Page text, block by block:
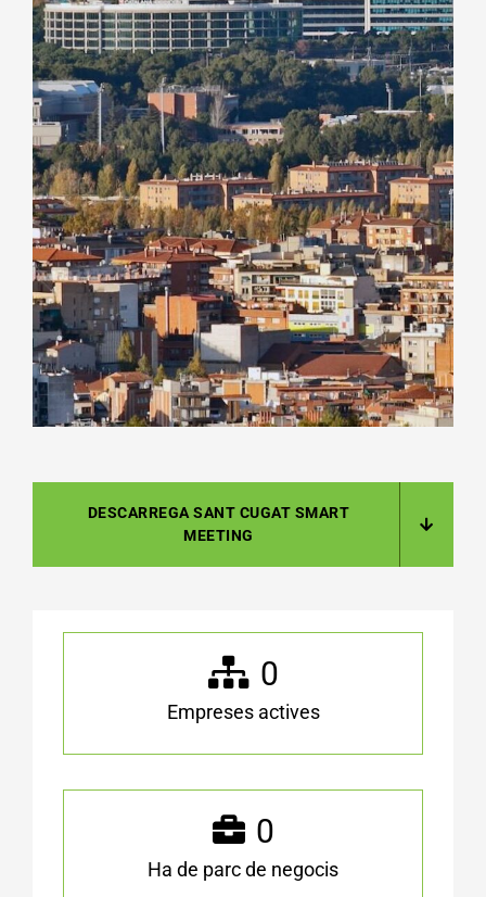
DESCARREGA SANT CUGAT SMART
MEETING
0
Empreses actives
0
Ha de parc de negocis